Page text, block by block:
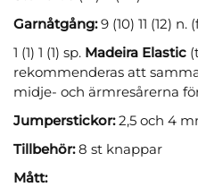
Garnåtgång:9 (10) 11 (12) n.
1 (1) 1 (1) sp. Madeira Elastic
rekommenderas att
midje- och ärmresårerna
Jumperstickor:2,5 och 4
Tillbehör:8 st knappar
Mått: